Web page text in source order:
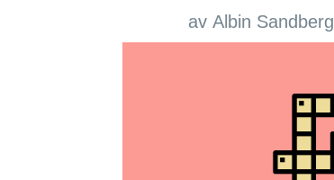
avAlbin Sandberg